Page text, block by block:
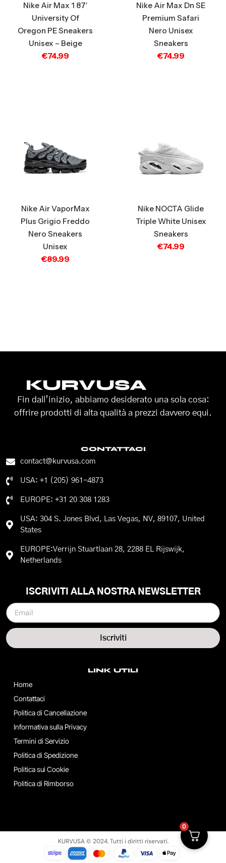
Nike Air Max 1 87′
University Of
Oregon PE Sneakers
Unisex – Beige
€74.99
Nike Air Max Dn SE
Premium Safari
Nero Unisex
Sneakers
€74.99
Nike Air VaporMax
Plus Grigio Freddo
Nero Sneakers
Unisex
€89.99
Nike NOCTA Glide
Triple White Unisex
Sneakers
€74.99
KURVUSA
Fin dall’inizio, abbiamo desiderato una sola cosa:
offrire prodotti di alta qualità a prezzi davvero equi.
CONTATTACI
contact@kurvusa.com
USA: +1 (205) 961-4873
EUROPE: +31 20 308 1283
USA: 304 S. Jones Blvd, Las Vegas, NV, 89107, United
States
EUROPE:Verrijn Stuartlaan 28, 2288 EL Rijswijk,
Netherlands
LINK UTILI
Home
Contattaci
Politica di Cancellazione
Informativa sulla Privacy
Termini di Servizio
Politica di Spedizione
Politica sui Cookie
Politica di Rimborso
ISCRIVITI ALLA NOSTRA NEWSLETTER
Iscriviti
KURVUSA © 2024. Tutti i diritti riservati.
0